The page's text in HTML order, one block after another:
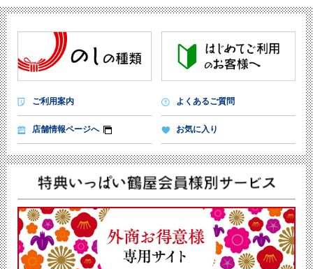
ご利用案内 よくあるご質問
店舗情報ページへ お気に入り